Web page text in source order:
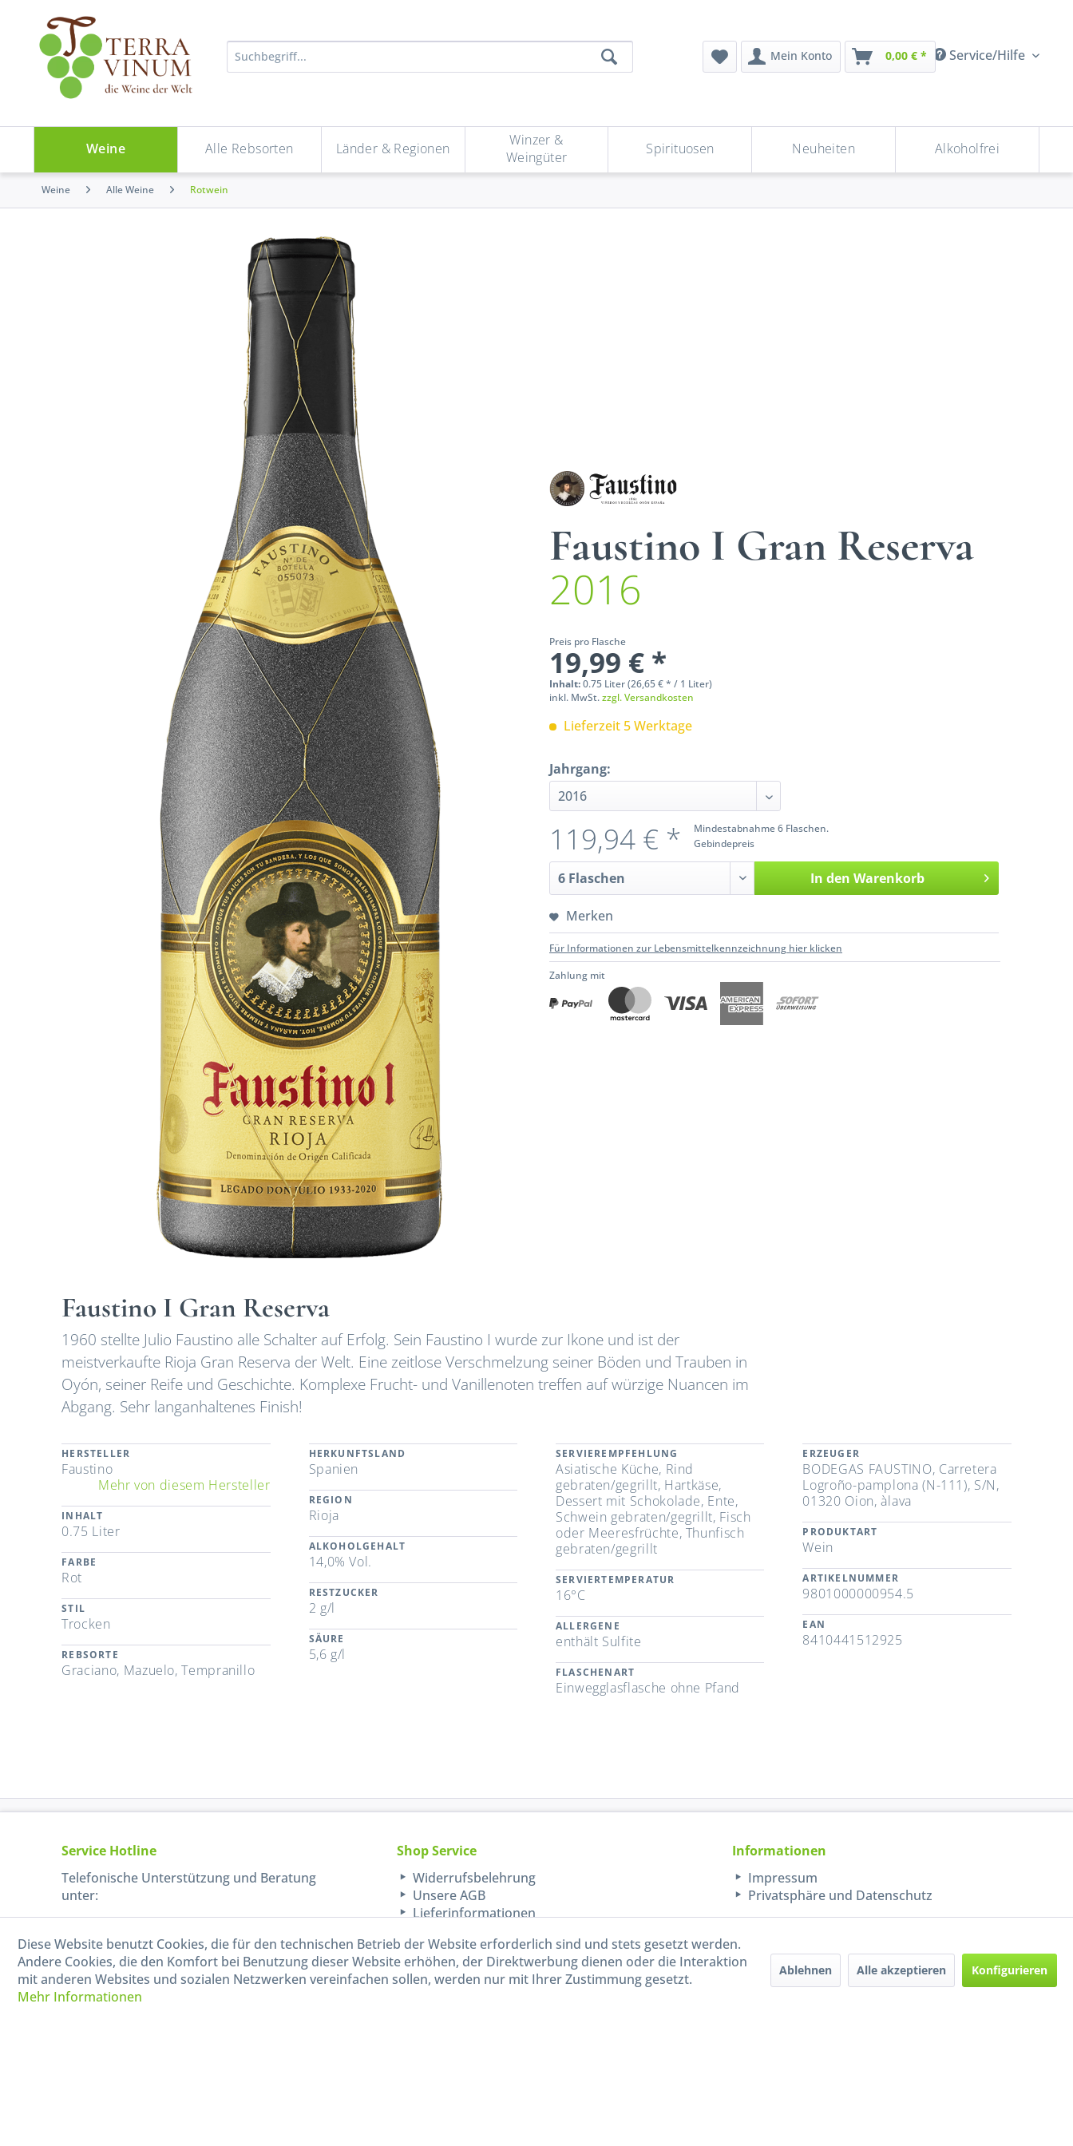
Service/Hilfe
Mein Konto 0,00 € *
Weine Alle Rebsorten Länder & Regionen
Winzer &
Weingüter
Spirituosen Neuheiten Alkoholfrei
Weine Alle Weine Rotwein
Faustino I Gran Reserva
2016
Preis pro Flasche
19,99 € *
Inhalt:0.75 Liter (26,65 € * / 1 Liter)
inkl. MwSt.zzgl. Versandkosten
Lieferzeit 5 Werktage
Jahrgang:
Mindestabnahme 6 Flaschen.
Gebindepreis
119,94 € *
In den Warenkorb
Merken
Für Informationen zur Lebensmittelkennzeichnung hier klicken
Zahlung mit
Faustino I Gran Reserva
1960 stellte Julio Faustino alle Schalter auf Erfolg. Sein Faustino I wurde zur Ikone und ist der
meistverkaufte Rioja Gran Reserva der Welt. Eine zeitlose Verschmelzung seiner Böden und Trauben in
Oyón, seiner Reife und Geschichte. Komplexe Frucht- und Vanillenoten treffen auf würzige Nuancen im
Abgang. Sehr langanhaltenes Finish!
HERSTELLER
Faustino
Mehr von diesem Hersteller
INHALT
0.75 Liter
FARBE
Rot
STIL
Trocken
REBSORTE
Graciano, Mazuelo, Tempranillo
HERKUNFTSLAND
Spanien
REGION
Rioja
ALKOHOLGEHALT
14,0% Vol.
RESTZUCKER
2 g/l
SÄURE
5,6 g/l
SERVIEREMPFEHLUNG
Asiatische Küche, Rind
gebraten/gegrillt, Hartkäse,
Dessert mit Schokolade, Ente,
Schwein gebraten/gegrillt, Fisch
oder Meeresfrüchte, Thunfisch
gebraten/gegrillt
SERVIERTEMPERATUR
16°C
ALLERGENE
enthält Sulfite
FLASCHENART
Einwegglasflasche ohne Pfand
ERZEUGER
BODEGAS FAUSTINO, Carretera
Logroño-pamplona (N-111), S/N,
01320 Oion, àlava
PRODUKTART
Wein
ARTIKELNUMMER
9801000000954.5
EAN
8410441512925
Service Hotline
Telefonische Unterstützung und Beratung
unter:
040-880 99 770
Mo-Fr, 09:00 - 15:00 Uhr
Shop Service
Widerrufsbelehrung
Unsere AGB
Lieferinformationen
Informationen
Impressum
Privatsphäre und Datenschutz
Diese Website benutzt Cookies, die für den technischen Betrieb der Website erforderlich sind und stets gesetzt werden.
Andere Cookies, die den Komfort bei Benutzung dieser Website erhöhen, der Direktwerbung dienen oder die Interaktion
mit anderen Websites und sozialen Netzwerken vereinfachen sollen, werden nur mit Ihrer Zustimmung gesetzt.
Mehr Informationen
Ablehnen Alle akzeptieren Konfigurieren